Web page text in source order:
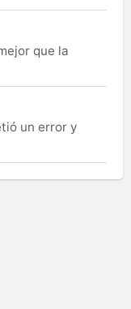
que la
un error y